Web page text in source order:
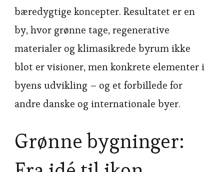
bæredygtige koncepter. Resultatet er en
by, hvor grønne tage, regenerative
materialer og klimasikrede byrum ikke
blot er visioner, men konkrete elementer i
byens udvikling – og et forbillede for
andre danske og internationale byer.
Grønne bygninger: